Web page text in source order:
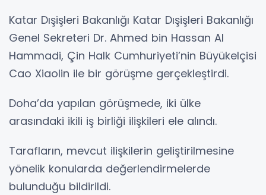
Katar Dışişleri Bakanlığı Katar Dışişleri Bakanlığı
Genel Sekreteri Dr. Ahmed bin Hassan Al
Hammadi, Çin Halk Cumhuriyeti’nin Büyükelçisi
Cao Xiaolin ile bir görüşme gerçekleştirdi.
Doha’da yapılan görüşmede, iki ülke
arasındaki ikili iş birliği ilişkileri ele alındı.
Tarafların, mevcut ilişkilerin geliştirilmesine
yönelik konularda değerlendirmelerde
bulunduğu bildirildi.